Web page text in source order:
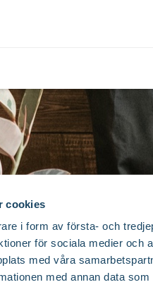
cookies
i form av första- och
för sociala medier och
med våra
med annan data